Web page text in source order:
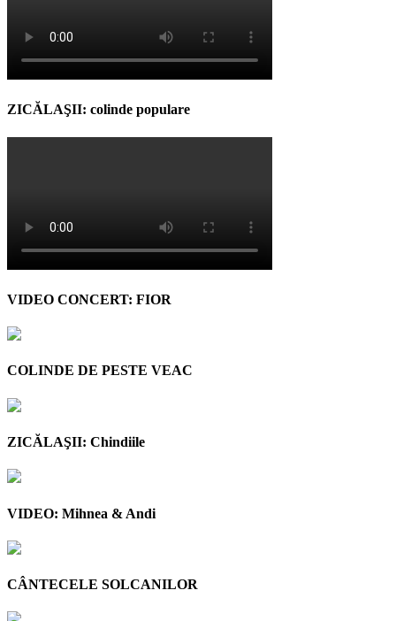
ZICĂLAŞII: colinde populare
VIDEO CONCERT: FIOR
COLINDE DE PESTE VEAC
ZICĂLAŞII: Chindiile
VIDEO: Mihnea & Andi
CÂNTECELE SOLCANILOR